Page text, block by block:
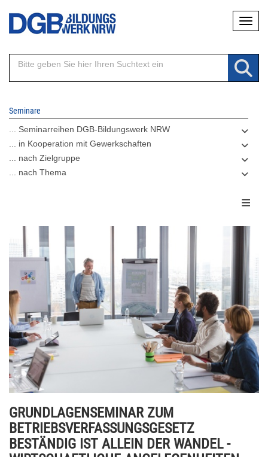
Direkt
Inhalt
Seminare
... Seminarreihen DGB-Bildungswerk NRW
... in Kooperation mit Gewerkschaften
... nach Zielgruppe
... nach Thema
GRUNDLAGENSEMINAR ZUM
BETRIEBSVERFASSUNGSGESETZ
BESTÄNDIG IST ALLEIN DER WANDEL -